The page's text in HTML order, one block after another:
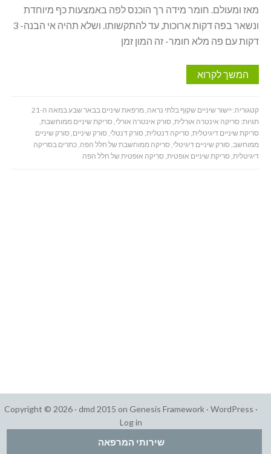
מאז ומעולם. חומר מידה רך הוכנס לפה באמצעות כף מיוחדת
ונשאר בפה דקות ארוכות, עד להתקשותו. ושלא תהיה אי הבנה- 3
דקות עם פה מלא חומר- זה המון זמן
המשך לקרוא
קטגוריה: יישור שיניים שקוף בלתי נראה,מרפאת שיניים בבאר שבע במאה ה-21
תגיות: סריקה אינטרה אורלית, סורק אינטרה אורלי, סריקת שיניים ממוחשבת,
סריקת שיניים דיגיטלית, סריקה דנטלית, סורק דנטלי, סורק שיניים, סורק שיניים
ממוחשב, סורק שיניים דיגיטלי, סריקה ממוחשבת של חלל הפה,כתרים בסריקה
דיגיטלית, סריקת שיניים אופטית, סריקה אופטית של חלל הפה
Copyright © 2026 · dmd 2015 on Genesis Framework · WordPress ·
Log in
שירותי המרפאה